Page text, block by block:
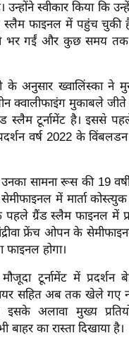
स्वीकार किया कि
स्लैम फाइनल में पहुंच चुकी
भर गईं और कुछ समय तक
के अनुसार ख्वालिंस्का ने
क्वालीफाइंग मुकाबले
स्लैम टूर्नामेंट है। इससे
प्रदर्शन वर्ष 2022 के
सामना रूस की 19
में मार्ता
ग्रैंड स्लैम फाइनल में
फ्रेंच ओपन के
होगा।
टूर्नामेंट में प्रदर्शन
सहित अब तक खेले गए
अलावा मुख्य
बाहर का रास्ता दिखाया है।